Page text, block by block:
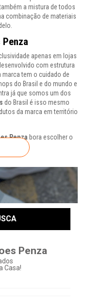
a mistura de todos
combinação de materiais
Penza
apenas em lojas
com estrutura
tem o cuidado de
do Brasil e do mundo e
já que somos um dos
do Brasil é isso mesmo
da marca em território
Penza bora escolher o
Rs.
Penza
Casa!